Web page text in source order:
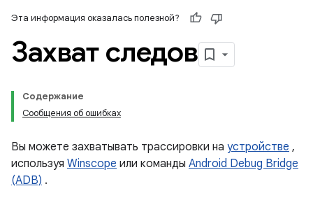
Эта информация оказалась полезной?
Захват следов
Содержание
Сообщения об ошибках
Вы можете захватывать трассировки на устройстве ,
используя Winscope или команды Android Debug Bridge
(ADB) .